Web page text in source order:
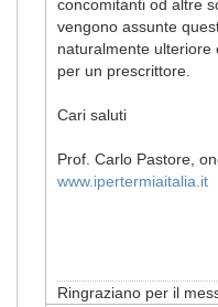
concomitanti od altre
vengono assunte
naturalmente ulteriore
per un prescrittore.
Cari saluti
Prof. Carlo Pastore,
www.ipertermiaitalia.it
Ringraziano per il